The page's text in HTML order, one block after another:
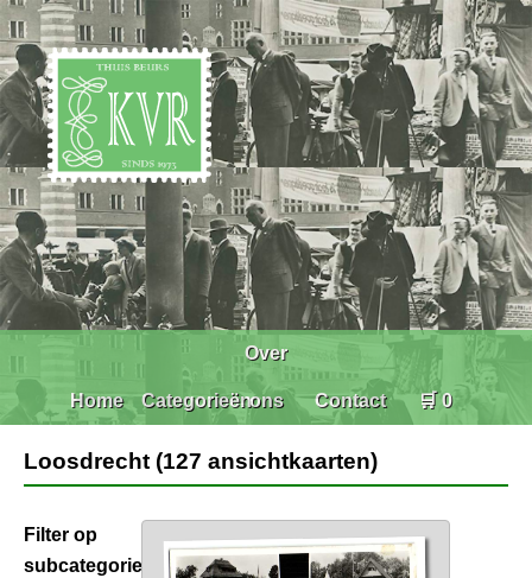
Home Categorieën
Over
ons Contact 🛒 0
Loosdrecht (127 ansichtkaarten)
Filter op
subcategorie